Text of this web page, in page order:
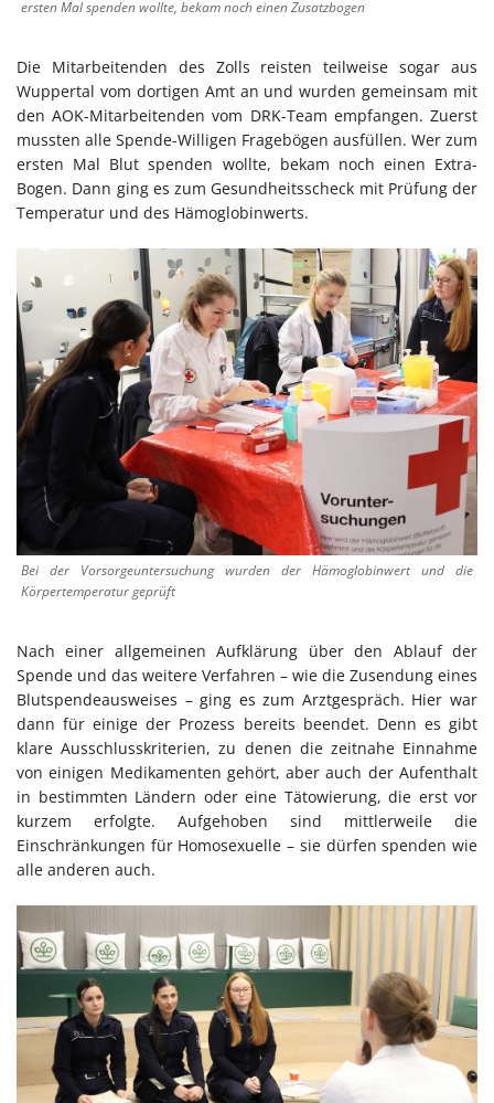
ersten Mal spenden wollte, bekam noch einen Zusatzbogen
Die Mitarbeitenden des Zolls reisten teilweise sogar aus
Wuppertal vom dortigen Amt an und wurden gemeinsam mit
den AOK-Mitarbeitenden vom DRK-Team empfangen. Zuerst
mussten alle Spende-Willigen Fragebögen ausfüllen. Wer zum
ersten Mal Blut spenden wollte, bekam noch einen Extra-
Bogen. Dann ging es zum Gesundheitsscheck mit Prüfung der
Temperatur und des Hämoglobinwerts.
Bei der Vorsorgeuntersuchung wurden der Hämoglobinwert und die
Körpertemperatur geprüft
Nach einer allgemeinen Aufklärung über den Ablauf der
Spende und das weitere Verfahren – wie die Zusendung eines
Blutspendeausweises – ging es zum Arztgespräch. Hier war
dann für einige der Prozess bereits beendet. Denn es gibt
klare Ausschlusskriterien, zu denen die zeitnahe Einnahme
von einigen Medikamenten gehört, aber auch der Aufenthalt
in bestimmten Ländern oder eine Tätowierung, die erst vor
kurzem erfolgte. Aufgehoben sind mittlerweile die
Einschränkungen für Homosexuelle – sie dürfen spenden wie
alle anderen auch.